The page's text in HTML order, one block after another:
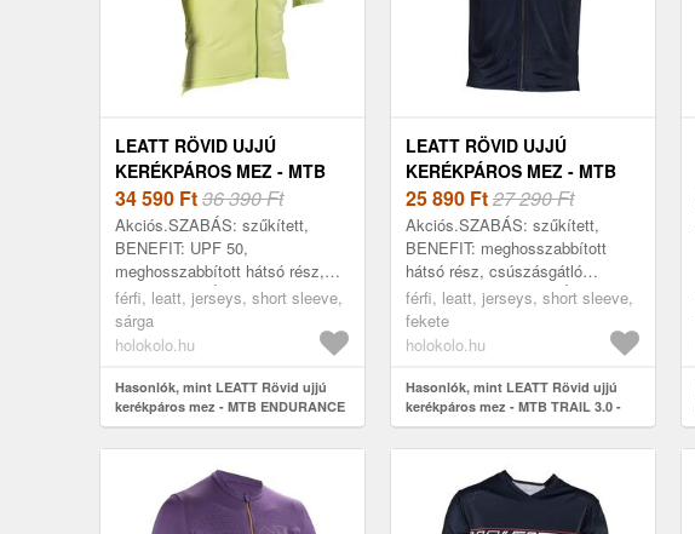
LEATT RÖVID UJJÚ
KERÉKPÁROS MEZ - MTB
ENDURANCE 5.0 - SÁRGA
34 590 Ft36 390 Ft
Akciós.SZABÁS: szűkített,
BENEFIT: UPF 50,
meghosszabbított hátsó rész,
TULAJDONSÁGOK:
ergonomikus, hűsítő hatás,
lélegző, gyorsan száradó,
férfi, leatt, jerseys, short sleeve,
sárga
holokolo.hu
Hasonlók, mint LEATT Rövid ujjú
kerékpáros mez - MTB ENDURANCE
5.0 - sárga
LEATT RÖVID UJJÚ
KERÉKPÁROS MEZ - MTB
TRAIL 3.0 - FEKETE
25 890 Ft27 290 Ft
Akciós.SZABÁS: szűkített,
BENEFIT: meghosszabbított
hátsó rész, csúszásgátló
elemek, TULAJDONSÁGOK:
ergonomikus, szteccs, könnyű,
BEKAPCSOLÁS: YKK® cipzár...
férfi, leatt, jerseys, short sleeve,
fekete
holokolo.hu
Hasonlók, mint LEATT Rövid ujjú
kerékpáros mez - MTB TRAIL 3.0 -
fekete